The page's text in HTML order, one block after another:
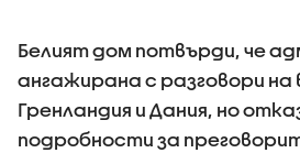
Белият дом потвърди, че
ангажирана с разговори на
Гренландия и Дания, но
подробности за